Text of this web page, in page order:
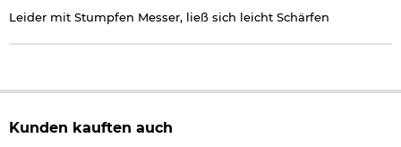
Leider mit Stumpfen Messer, ließ sich leicht Schärfen
Kunden kauften auch